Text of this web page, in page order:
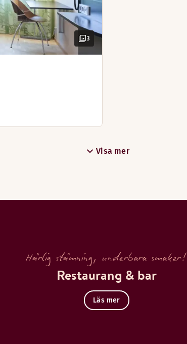
3
Visa mer
Härlig stämning, underbara smaker!
Restaurang & bar
Läs mer